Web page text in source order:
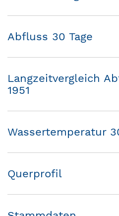
Abfluss 30 Tage
Langzeitvergleich
1951
Wassertemperatur
Querprofil